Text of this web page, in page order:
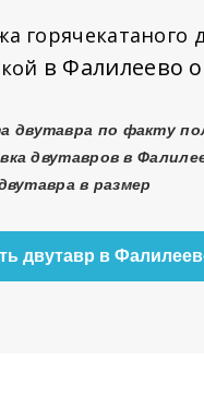
горячекатаного
в Фалилеево
двутавра по факту
двутавров в
в размер
двутавр в